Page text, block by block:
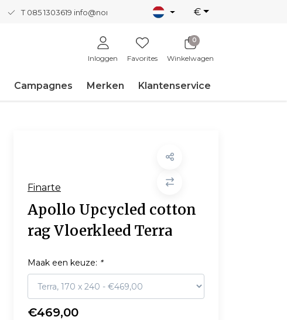
T 085 1303619 info@nordicnew.nl €
Inloggen Favorites
0
Winkelwagen
Campagnes Merken Klantenservice
Finarte
Apollo Upcycled cotton
rag Vloerkleed Terra
Maak een keuze: *
€469,00